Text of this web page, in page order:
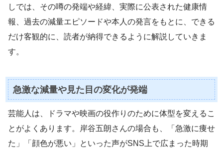
しでは、その噂の発端や経緯、実際に公表された健康情
報、過去の減量エピソードや本人の発言をもとに、できる
だけ客観的に、読者が納得できるように解説していきま
す。
急激な減量や見た目の変化が発端
芸能人は、ドラマや映画の役作りのために体型を変えるこ
とがよくあります。岸谷五朗さんの場合も、「急激に痩せ
た」「顔色が悪い」といった声がSNS上で広まった時期